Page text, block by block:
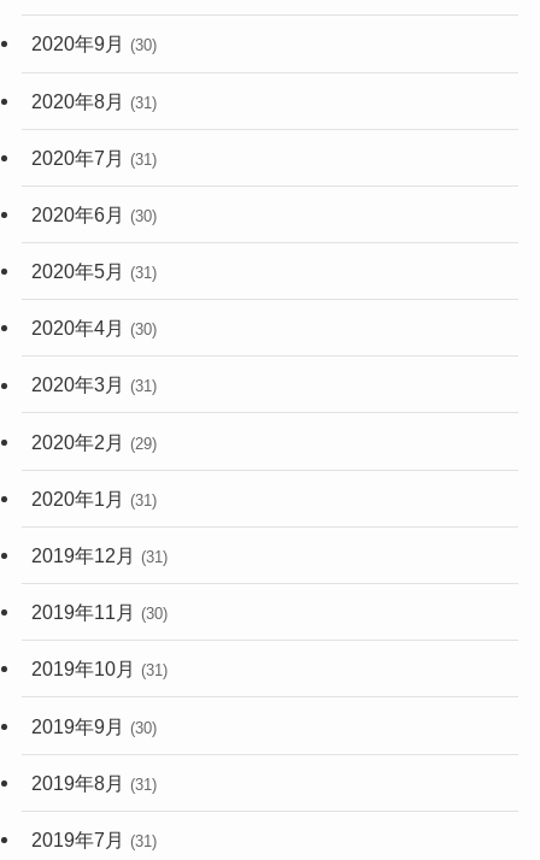
2020年9月 (30)
2020年8月 (31)
2020年7月 (31)
2020年6月 (30)
2020年5月 (31)
2020年4月 (30)
2020年3月 (31)
2020年2月 (29)
2020年1月 (31)
2019年12月 (31)
2019年11月 (30)
2019年10月 (31)
2019年9月 (30)
2019年8月 (31)
2019年7月 (31)